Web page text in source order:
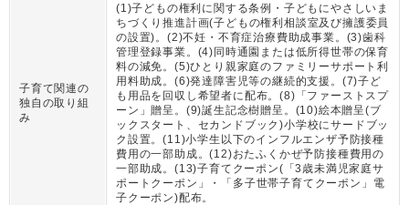
子育て関連の
独自の取り組
み
(1)子どもの権利に関する条例・子どもにやさしいま
ちづくり推進計画(子どもの権利相談室及び擁護委員
の設置)。(2)不妊・不育症治療費助成事業。(3)歯科
管理登録事業。(4)同時通園または低所得世帯の保育
料の減免。(5)ひとり親家庭のファミリーサポート利
用料助成。(6)発達障害児等の継続的支援。(7)子ど
も用品を回収し希望者に配布。(8)「ファーストスプ
ーン」贈呈。(9)誕生記念樹贈呈。(10)絵本贈呈(ブ
ックスタート、セカンドブック)小学校にサードブッ
ク設置。(11)小学生以下のインフルエンザ予防接種
費用の一部助成。(12)おたふくかぜ予防接種費用の
一部助成。(13)子育てクーポン(「3歳未満児家庭サ
ポートクーポン」・「多子世帯子育てクーポン」電
子クーポン)配布。